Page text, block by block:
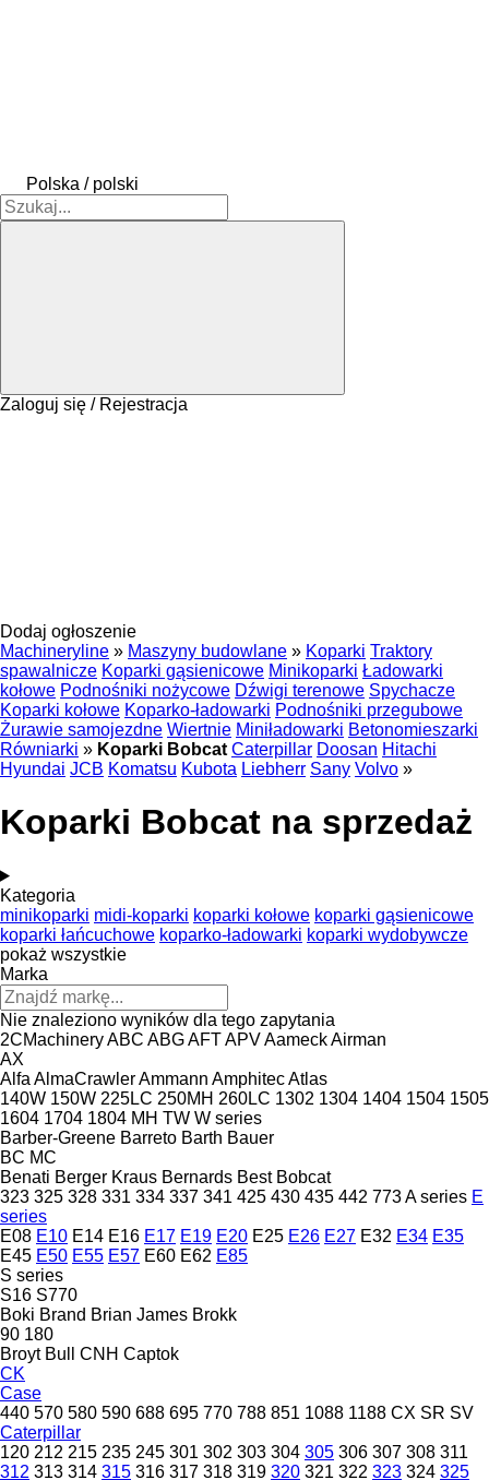
Polska / polski
Zaloguj się / Rejestracja
Dodaj ogłoszenie
Machineryline » Maszyny budowlane » Koparki Traktory
spawalnicze Koparki gąsienicowe Minikoparki Ładowarki
kołowe Podnośniki nożycowe Dźwigi terenowe Spychacze
Koparki kołowe Koparko-ładowarki Podnośniki przegubowe
Żurawie samojezdne Wiertnie Miniładowarki Betonomieszarki
Równiarki » Koparki Bobcat Caterpillar Doosan Hitachi
Hyundai JCB Komatsu Kubota Liebherr Sany Volvo »
Koparki Bobcat na sprzedaż
Kategoria
minikoparki midi-koparki koparki kołowe koparki gąsienicowe
koparki łańcuchowe koparko-ładowarki koparki wydobywcze
pokaż wszystkie
Marka
Nie znaleziono wyników dla tego zapytania
2CMachineryABC ABGAFTAPVAameckAirman
AX
Alfa AlmaCrawlerAmmann AmphitecAtlas
140W 150W 225LC 250MH 260LC 1302 1304 1404 1504 1505
1604 1704 1804 MH TW W series
Barber-Greene Barreto Barth Bauer
BC MC
Benati Berger Kraus Bernards Best Bobcat
323 325 328 331 334 337 341 425 430 435 442 773A series E
series
E08 E10 E14 E16 E17 E19 E20 E25 E26 E27 E32 E34 E35
E45 E50 E55 E57 E60 E62 E85
S series
S16 S770
Boki Brand Brian James Brokk
90 180
Broyt Bull CNH Captok
CK
Case
440 570 580 590 688 695 770 788 851 1088 1188 CX SR SV
Caterpillar
120 212 215 235 245 301 302 303 304 305 306 307 308 311
312 313 314 315 316 317 318 319 320 321 322 323 324 325